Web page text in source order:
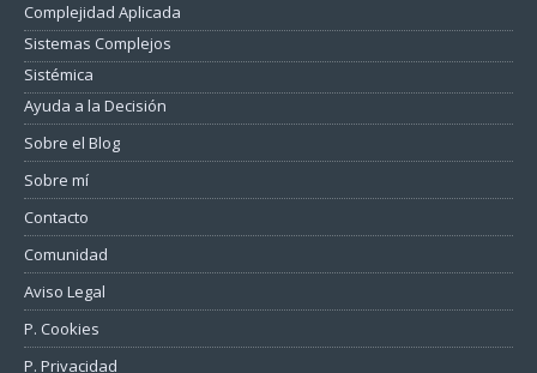
Complejidad Aplicada
Sistemas Complejos
Sistémica
Ayuda a la Decisión
Sobre el Blog
Sobre mí
Contacto
Comunidad
Aviso Legal
P. Cookies
P. Privacidad